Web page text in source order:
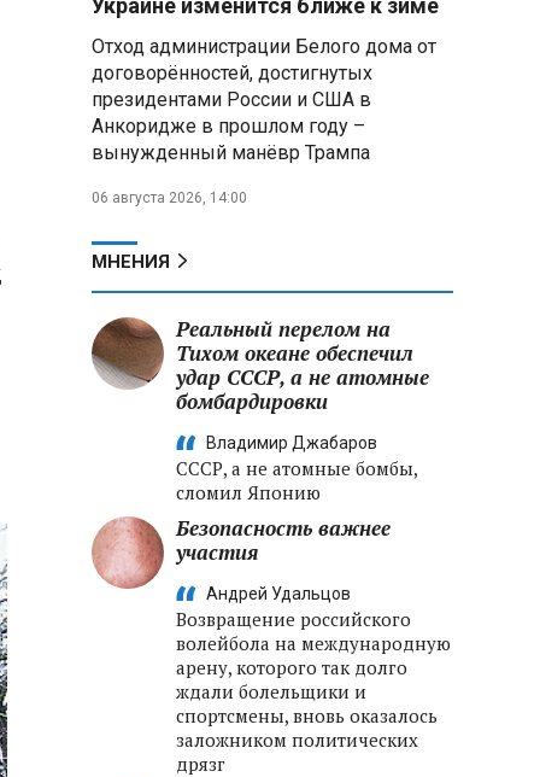
Президент Алжира готовится
к визиту в Беларусь — МИД
Алжира
300 жителей Курской области,
неизвестной
Второй энергоблок БелАЭС
вновь вышел на номинальную
мощность после диагностики
оборудования
Украине изменится ближе к зиме
Отход администрации Белого дома от
договорённостей, достигнутых
президентами России и США в
Анкоридже в прошлом году –
вынужденный манёвр Трампа
06 августа 2026, 14:00
МНЕНИЯ
Реальный перелом на
Тихом океане обеспечил
удар СССР, а не атомные
бомбардировки
Владимир Джабаров
СССР, а не атомные бомбы,
сломил Японию
Безопасность важнее
участия
Андрей Удальцов
Возвращение российского
волейбола на международную
арену, которого так долго
ждали болельщики и
спортсмены, вновь оказалось
заложником политических
дрязг